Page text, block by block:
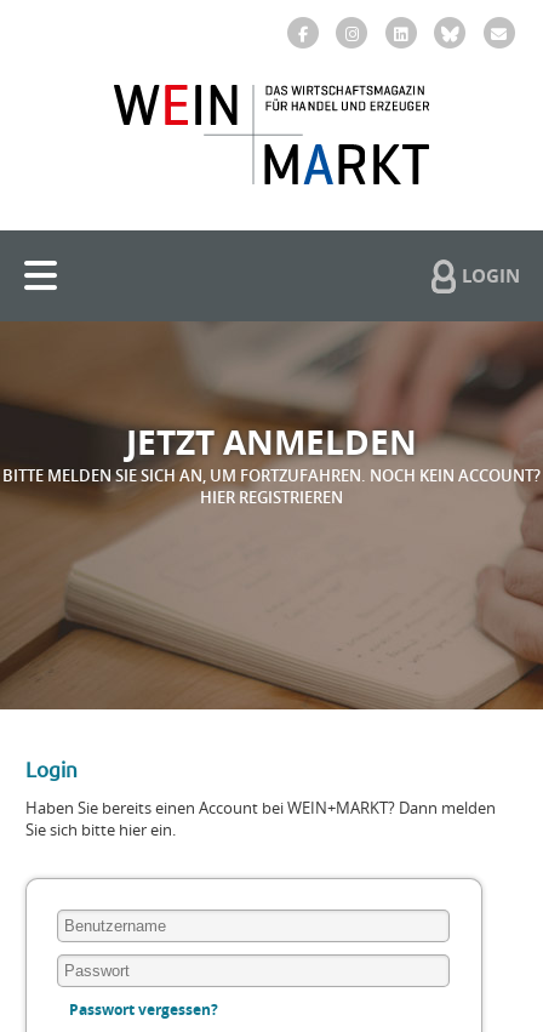
LOGIN
JETZT ANMELDEN
BITTE MELDEN SIE SICH AN, UM FORTZUFAHREN. NOCH KEIN ACCOUNT?
HIER REGISTRIEREN
Login
Haben Sie bereits einen Account bei WEIN+MARKT? Dann melden
Sie sich bitte hier ein.
Passwort vergessen?